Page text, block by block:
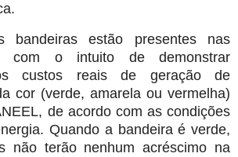
bandeiras estão presentes nas
com o intuito de demonstrar
custos reais de geração de
cor (verde, amarela ou vermelha)
de acordo com as condições
Quando a bandeira é verde,
não terão nenhum acréscimo na